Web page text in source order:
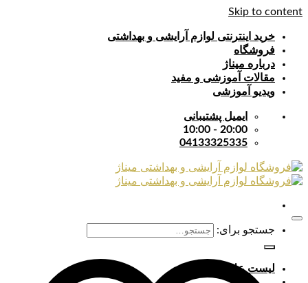
Skip to content
خرید اینترنتی لوازم آرایشی و بهداشتی
فروشگاه
درباره میناژ
مقالات آموزشی و مفید
ویدیو آموزشی
ایمیل پشتیبانی
20:00 - 10:00
04133325335
جستجو برای:
لیست علایق